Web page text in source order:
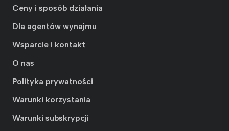
Ceny i sposób działania
Dla agentów wynajmu
Wsparcie i kontakt
O nas
Polityka prywatności
Warunki korzystania
Warunki subskrypcji